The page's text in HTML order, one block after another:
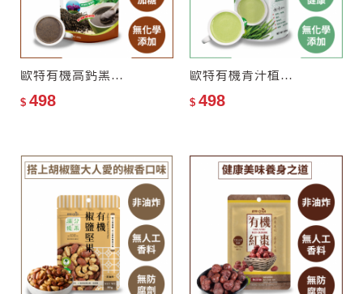
歐特有機高鈣黑芝麻粉
$ 498
歐特有機青汁植物纖穀奶
$ 498